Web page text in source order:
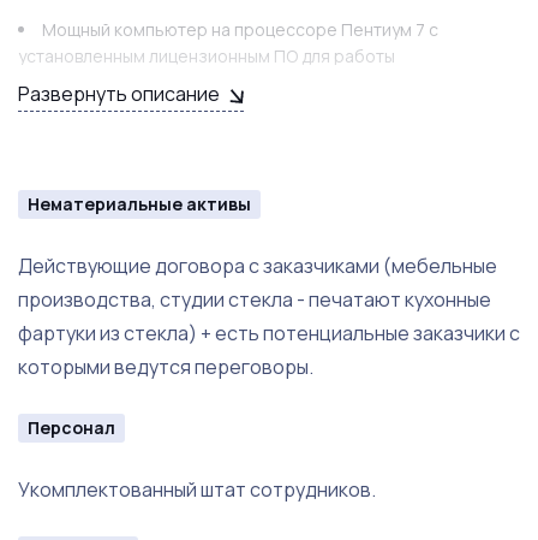
Мощный компьютер на процессоре Пентиум 7 с
установленным лицензионным ПО для работы
оборудования.
Развернуть описание
Нематериальные активы
Действующие договора с заказчиками (мебельные
производства, студии стекла - печатают кухонные
фартуки из стекла) + есть потенциальные заказчики с
которыми ведутся переговоры.
Персонал
Укомплектованный штат сотрудников.